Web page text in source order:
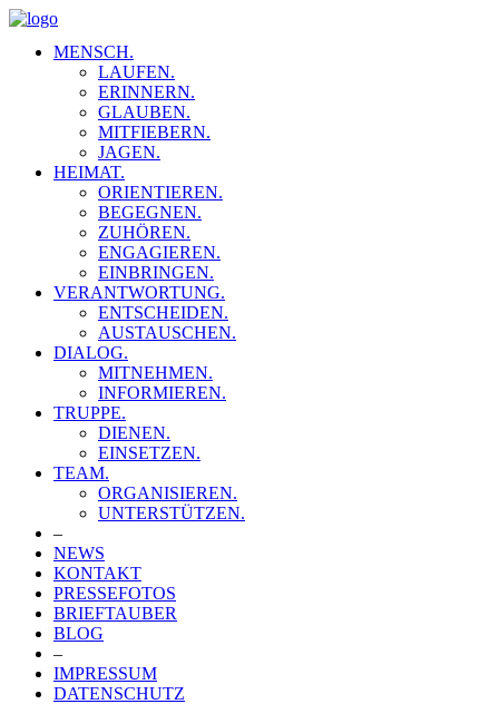
MENSCH.
LAUFEN.
ERINNERN.
GLAUBEN.
MITFIEBERN.
JAGEN.
HEIMAT.
ORIENTIEREN.
BEGEGNEN.
ZUHÖREN.
ENGAGIEREN.
EINBRINGEN.
VERANTWORTUNG.
ENTSCHEIDEN.
AUSTAUSCHEN.
DIALOG.
MITNEHMEN.
INFORMIEREN.
TRUPPE.
DIENEN.
EINSETZEN.
TEAM.
ORGANISIEREN.
UNTERSTÜTZEN.
–
NEWS
KONTAKT
PRESSEFOTOS
BRIEFTAUBER
BLOG
–
IMPRESSUM
DATENSCHUTZ